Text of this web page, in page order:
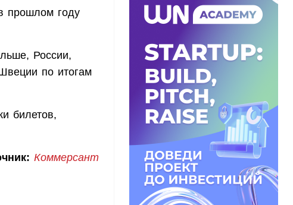
прошлом году
России,
по итогам
билетов,
Коммерсант